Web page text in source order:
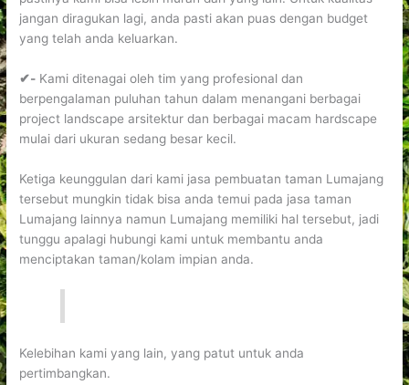
jangan diragukan lagi, anda pasti akan puas dengan budget
yang telah anda keluarkan.
✔- Kami ditenagai oleh tim yang profesional dan
berpengalaman puluhan tahun dalam menangani berbagai
project landscape arsitektur dan berbagai macam hardscape
mulai dari ukuran sedang besar kecil.
Ketiga keunggulan dari kami jasa pembuatan taman Lumajang
tersebut mungkin tidak bisa anda temui pada jasa taman
Lumajang lainnya namun Lumajang memiliki hal tersebut, jadi
tunggu apalagi hubungi kami untuk membantu anda
menciptakan taman/kolam impian anda.
Kelebihan kami yang lain, yang patut untuk anda
pertimbangkan.